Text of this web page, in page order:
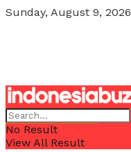
Sunday, August 9, 2026
POJOK MILENIAL
No Result
View All Result